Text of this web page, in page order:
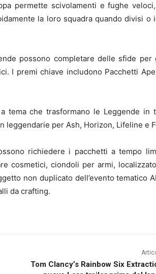
permette scivolamenti e fughe
la loro squadra quando divisi o
possono completare delle sfide per
I premi chiave includono Pacchetti
tema che trasformano le Leggende in
leggendarie per Ash, Horizon, Lifeline e
richiedere i pacchetti a tempo
cosmetici, ciondoli per armi,
non duplicato dell’evento tematico
da crafting.
Tom Clancy’s Rainbow Six